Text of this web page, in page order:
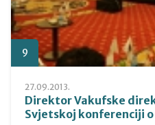
9
27.09.2013.
Direktor Vakufske
Svjetskoj konferenciji